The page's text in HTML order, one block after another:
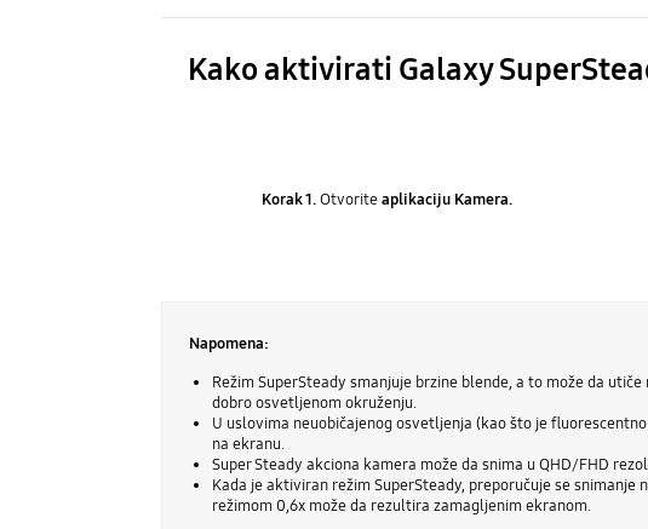
Kako aktivirati Galaxy
Korak 1.Otvoriteaplikaciju Kamera.
Napomena:
Režim SuperSteady smanjuje brzine blende, a to može da
dobro osvetljenom okruženju.
U uslovima neuobičajenog osvetljenja (kao što je
na ekranu.
Super Steady akciona kamera može da snima u QHD/FHD
Kada je aktiviran režim SuperSteady, preporučuje se
režimom 0,6x može da rezultira zamagljenim ekranom.